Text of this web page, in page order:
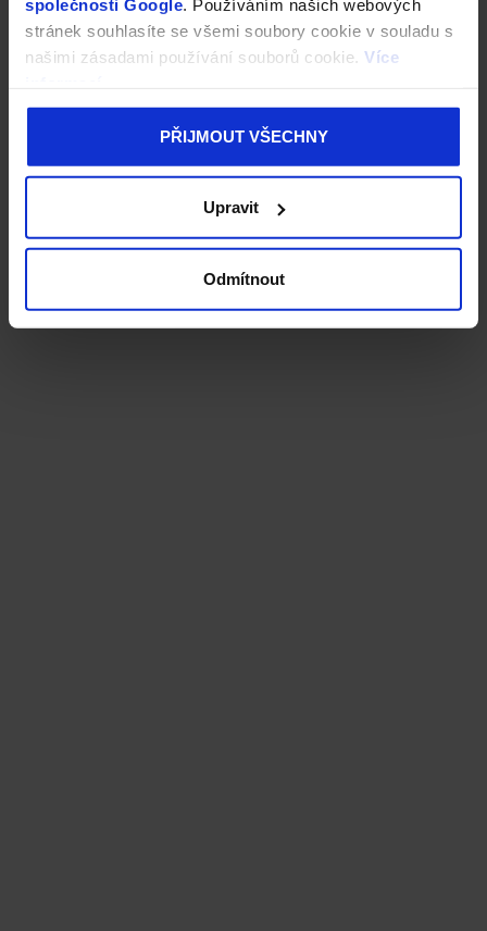
společnosti Google. Používáním našich webových
stránek souhlasíte se všemi soubory cookie v souladu s
našimi zásadami používání souborů cookie. Více
PŘIJMOUT VŠECHNY
Upravit
Odmítnout